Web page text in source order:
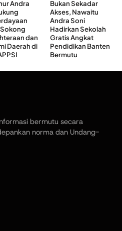
Andra
dan
Daerah di
Bukan Sekadar
Akses, Nawaitu
Andra Soni
Hadirkan Sekolah
Gratis Angkat
Pendidikan Banten
Bermutu
bermutu secara
norma dan Undang-